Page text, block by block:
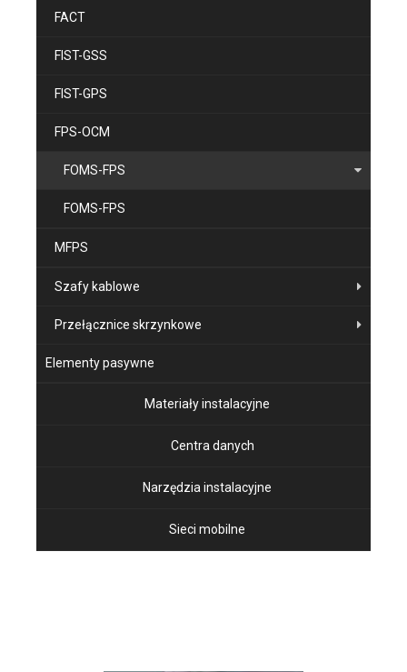
FACT
FIST-GSS
FIST-GPS
FPS-OCM
FOMS-FPS
FOMS-FPS
MFPS
Szafy kablowe
Przełącznice skrzynkowe
Elementy pasywne
Materiały instalacyjne
Centra danych
Narzędzia instalacyjne
Sieci mobilne